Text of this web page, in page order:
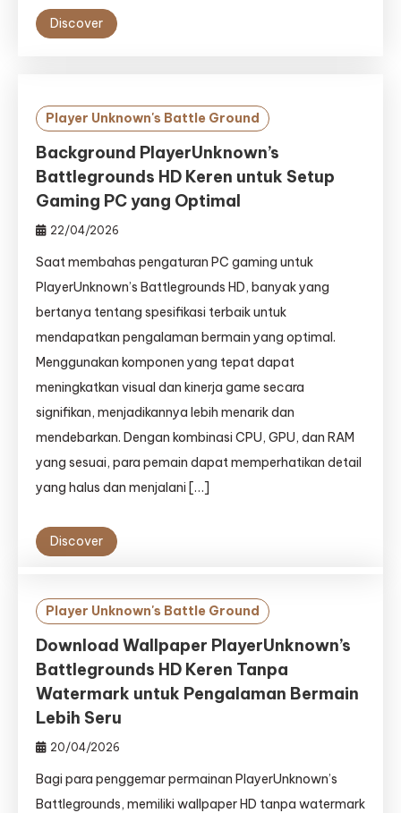
Discover
Player Unknown's Battle Ground
Background PlayerUnknown’s
Battlegrounds HD Keren untuk Setup
Gaming PC yang Optimal
22/04/2026
Saat membahas pengaturan PC gaming untuk
PlayerUnknown’s Battlegrounds HD, banyak yang
bertanya tentang spesifikasi terbaik untuk
mendapatkan pengalaman bermain yang optimal.
Menggunakan komponen yang tepat dapat
meningkatkan visual dan kinerja game secara
signifikan, menjadikannya lebih menarik dan
mendebarkan. Dengan kombinasi CPU, GPU, dan RAM
yang sesuai, para pemain dapat memperhatikan detail
yang halus dan menjalani […]
Discover
Player Unknown's Battle Ground
Download Wallpaper PlayerUnknown’s
Battlegrounds HD Keren Tanpa
Watermark untuk Pengalaman Bermain
Lebih Seru
20/04/2026
Bagi para penggemar permainan PlayerUnknown’s
Battlegrounds, memiliki wallpaper HD tanpa watermark